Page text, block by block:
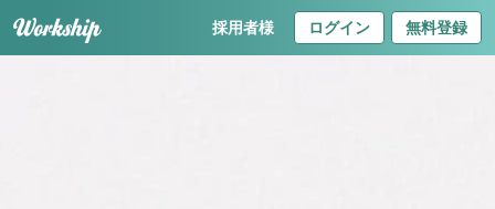
採用者様 ログイン 無料登録